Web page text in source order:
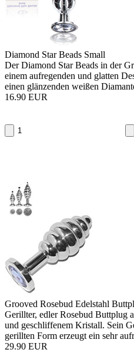
Diamond Star Beads Small
Der Diamond Star Beads in der
einem aufregenden und glatten
einen glänzenden weißen
16.90 EUR
Grooved Rosebud Edelstahl
Gerillter, edler Rosebud Buttplug
und geschliffenem Kristall. Sein
gerillten Form erzeugt ein sehr
29.90 EUR